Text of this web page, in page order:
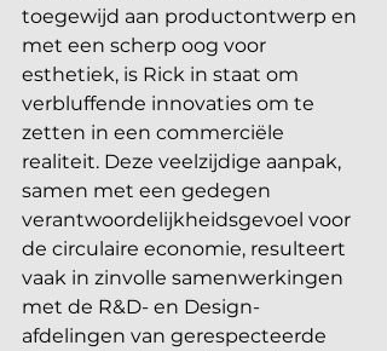
toegewijd aan productontwerp en
met een scherp oog voor
esthetiek, is Rick in staat om
verbluffende innovaties om te
zetten in een commerciële
realiteit. Deze veelzijdige aanpak,
samen met een gedegen
verantwoordelijkheidsgevoel voor
de circulaire economie, resulteert
vaak in zinvolle samenwerkingen
met de R&D- en Design-
afdelingen van gerespecteerde